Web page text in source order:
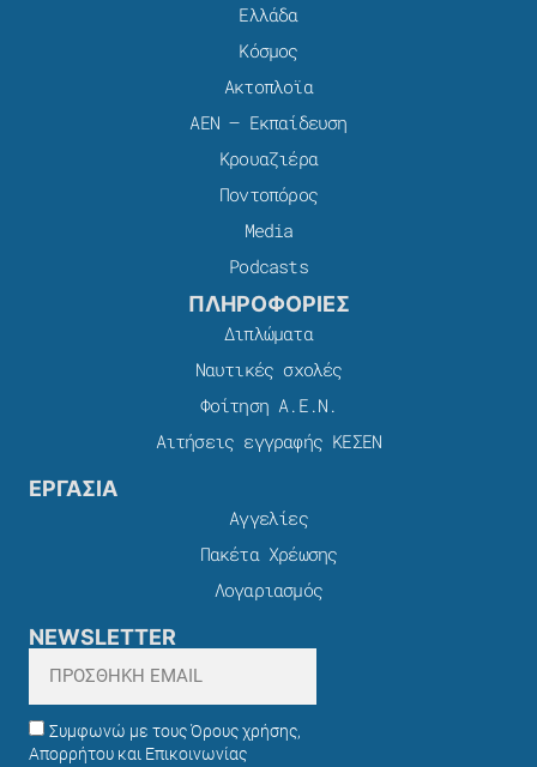
Ελλάδα
Κόσμος
Ακτοπλοϊα
ΑΕΝ – Εκπαίδευση
Κρουαζιέρα
Ποντοπόρος
Media
Podcasts
ΠΛΗΡΟΦΟΡΙΕΣ
Διπλώματα
Ναυτικές σχολές
Φοίτηση Α.Ε.Ν.
Αιτήσεις εγγραφής ΚΕΣΕΝ
ΕΡΓΑΣΙΑ
Αγγελίες
Πακέτα Χρέωσης​
Λογαριασμός
NEWSLETTER
Συμφωνώ με τους Όρους χρήσης,
Απορρήτου και Επικοινωνίας